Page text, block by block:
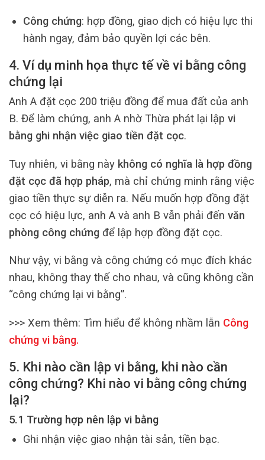
Công chứng: hợp đồng, giao dịch có hiệu lực thi
hành ngay, đảm bảo quyền lợi các bên.
4. Ví dụ minh họa thực tế về vi bằng công
chứng lại
Anh A đặt cọc 200 triệu đồng để mua đất của anh
B. Để làm chứng, anh A nhờ Thừa phát lại lập vi
bằng ghi nhận việc giao tiền đặt cọc.
Tuy nhiên, vi bằng này không có nghĩa là hợp đồng
đặt cọc đã hợp pháp, mà chỉ chứng minh rằng việc
giao tiền thực sự diễn ra. Nếu muốn hợp đồng đặt
cọc có hiệu lực, anh A và anh B vẫn phải đến văn
phòng công chứng để lập hợp đồng đặt cọc.
Như vậy, vi bằng và công chứng có mục đích khác
nhau, không thay thế cho nhau, và cũng không cần
“công chứng lại vi bằng”.
>>> Xem thêm: Tìm hiểu để không nhầm lẫn Công
chứng vi bằng.
5. Khi nào cần lập vi bằng, khi nào cần
công chứng? Khi nào vi bằng công chứng
lại?
5.1 Trường hợp nên lập vi bằng
Ghi nhận việc giao nhận tài sản, tiền bạc.